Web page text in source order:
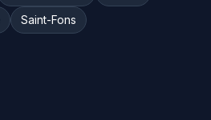
Saint-Fons